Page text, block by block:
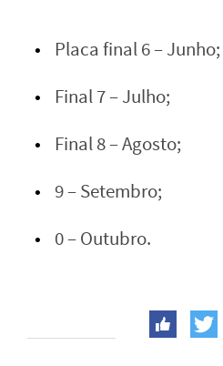
Placa final 6 – Junho;
Final 7 – Julho;
Final 8 – Agosto;
9 – Setembro;
0 – Outubro.